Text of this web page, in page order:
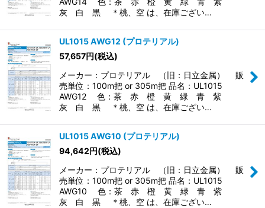
灰 白 黒 ＊桃、空 は、在庫ござい…
UL1015 AWG12 (プロテリアル)
57,657円(税込)
メーカー：プロテリアル （旧：日立金属） 販
売単位：100m把 or 305m把 品名：UL1015
AWG12 色：茶 赤 橙 黄 緑 青 紫
灰 白 黒 ＊桃、空 は、在庫ござい…
UL1015 AWG10 (プロテリアル)
94,642円(税込)
メーカー：プロテリアル （旧：日立金属） 販
売単位：100m把 or 305m把 品名：UL1015
AWG10 色：茶 赤 橙 黄 緑 青 紫
灰 白 黒 ＊桃、空 は、在庫ござい…